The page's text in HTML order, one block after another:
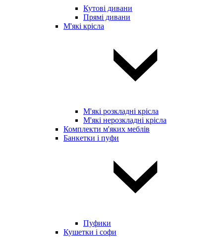
Кутові дивани
Прямі дивани
М'які крісла
М'які розкладні крісла
М'які нерозкладні крісла
Комплекти м'яких меблів
Банкетки і пуфи
Пуфики
Кушетки і софи